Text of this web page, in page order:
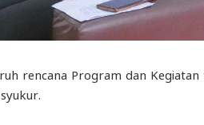
rencana Program dan